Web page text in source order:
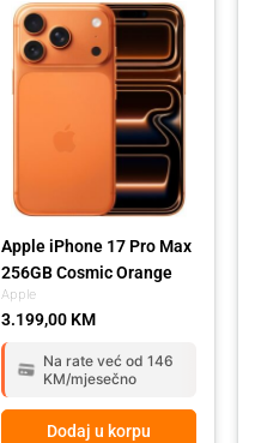
Apple
Apple iPhone 17 Pro Max
256GB Cosmic Orange
3.199,00 KM
Na rate već od 146
KM/mjesečno
Dodaj u korpu